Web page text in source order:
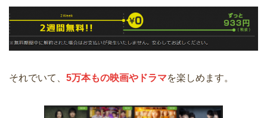
それでいて、 5万本もの映画やドラマを楽しめます。